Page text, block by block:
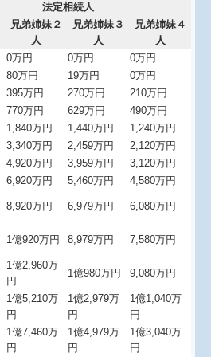
法定相続人
兄弟姉妹２
人
兄弟姉妹３
人
兄弟姉妹４
人
0万円 0万円
0万円
80万円 19万円
0万円
395万円 270万円
210万円
770万円 629万円
490万円
1,840万円 1,440万円
1,240万円
3,340万円 2,459万円
2,120万円
4,920万円 3,959万円
3,120万円
6,920万円 5,460万円 4,580万円
8,920万円 6,979万円 6,080万円
1億920万円 8,979万円 7,580万円
1億2,960万
円
1億980万円 9,080万円
1億5,210万
円
1億2,979万
円
1億1,040万
円
1億7,460万
円
1億4,979万
円
1億3,040万
円